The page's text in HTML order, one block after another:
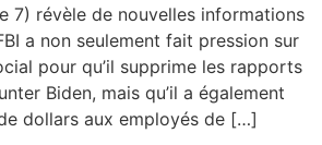
7) révèle de nouvelles informations
a non seulement fait pression sur
pour qu’il supprime les rapports
Biden, mais qu’il a également
dollars aux employés de […]